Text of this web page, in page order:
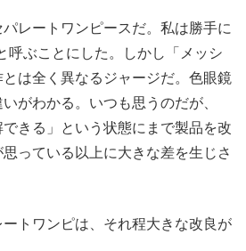
レートワンピースだ。私は勝手に
呼ぶことにした。しかし「メッシ
とは全く異なるジャージだ。色眼鏡
がわかる。いつも思うのだが、
できる」という状態にまで製品を改
っている以上に大きな差を生じさ
トワンピは、それ程大きな改良が